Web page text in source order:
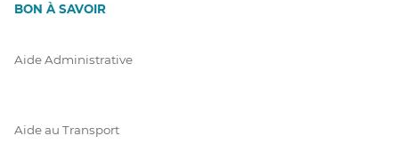
BON À SAVOIR
Aide Administrative
Aide au Transport